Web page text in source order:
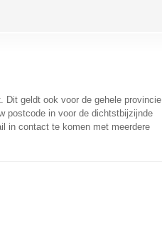
. Dit geldt ook voor de gehele provincie
postcode in voor de dichtstbijzijnde
in contact te komen met meerdere